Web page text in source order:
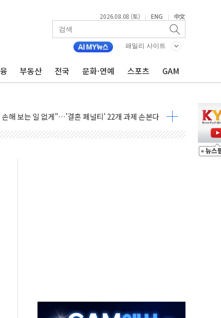
2026.08.08 (토) | ENG | 中文
패밀리 사이트
부동산 전국 문화·연예 스포츠 GAM
(8.10~8.14)
지작…공습 한계·탄약 부족 현실화
대 환경미화원 수거차에 치여 사망
기 난동…60대 남성 2명 숨져
모터보트 전복…1명 사망·1명 실종
기림의 날 참석..."국제적 시민 연대로 목소리 내야"
흉기 살해 10대 아들 체포
' 받아친 정청래…제주 연설서 신경전 고조
도 베이징도 부동산 규제 철폐
상승으로 피서객 7명 고립…전원 구조
숨져…온열질환 여부 조사
시험 오전 집중 편성…체감온도 38도 넘으면 중단